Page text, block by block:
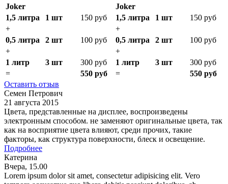
Joker
Joker
1,5 литра
1 шт 150 руб 1,5 литра 1 шт
150 руб
+
+
0,5 литра
2 шт 100 руб 0,5 литра 2 шт
100 руб
+
+
1 литр
3 шт 300 руб 1 литр 3 шт
300 руб
=
550 руб =
550 руб
Оставить отзыв
Семен Петрович
21 августа 2015
Цвета, представленные на дисплее, воспроизведены
электронным способом. не заменяют оригинальные цвета, так
как на восприятие цвета влияют, среди прочих, такие
факторы, как структура поверхности, блеск и освещение.
Подробнее
Катерина
Вчера, 15.00
Lorem ipsum dolor sit amet, consectetur adipisicing elit. Vero